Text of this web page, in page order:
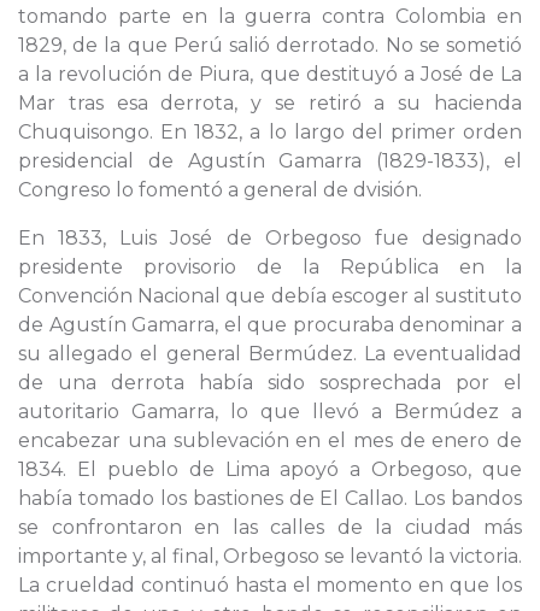
tomando parte en la guerra contra Colombia en
1829, de la que Perú salió derrotado. No se sometió
a la revolución de Piura, que destituyó a José de La
Mar tras esa derrota, y se retiró a su hacienda
Chuquisongo. En 1832, a lo largo del primer orden
presidencial de Agustín Gamarra (1829-1833), el
Congreso lo fomentó a general de dvisión.
En 1833, Luis José de Orbegoso fue designado
presidente provisorio de la República en la
Convención Nacional que debía escoger al sustituto
de Agustín Gamarra, el que procuraba denominar a
su allegado el general Bermúdez. La eventualidad
de una derrota había sido sosprechada por el
autoritario Gamarra, lo que llevó a Bermúdez a
encabezar una sublevación en el mes de enero de
1834. El pueblo de Lima apoyó a Orbegoso, que
había tomado los bastiones de El Callao. Los bandos
se confrontaron en las calles de la ciudad más
importante y, al final, Orbegoso se levantó la victoria.
La crueldad continuó hasta el momento en que los